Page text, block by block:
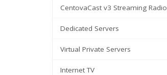
CentovaCast v3 Streaming Radio
Dedicated Servers
Virtual Private Servers
Internet TV